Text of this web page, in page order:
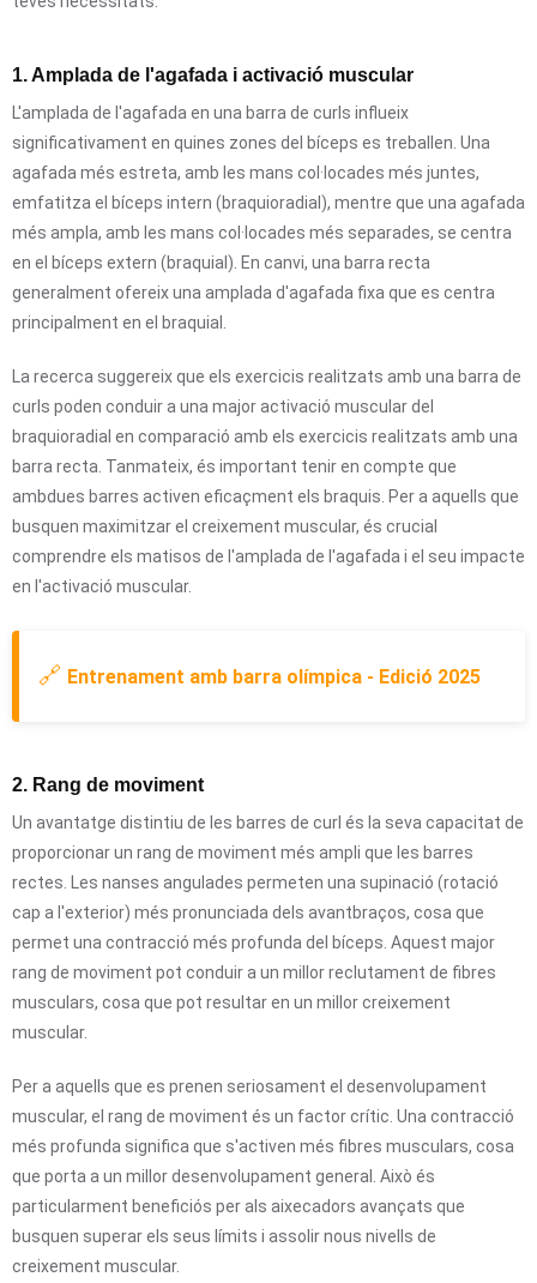
1. Amplada de l'agafada i activació muscular
L'amplada de l'agafada en una barra de curls influeix
significativament en quines zones del bíceps es treballen. Una
agafada més estreta, amb les mans col·locades més juntes,
emfatitza el bíceps intern (braquioradial), mentre que una agafada
més ampla, amb les mans col·locades més separades, se centra
en el bíceps extern (braquial). En canvi, una barra recta
generalment ofereix una amplada d'agafada fixa que es centra
principalment en el braquial.
La recerca suggereix que els exercicis realitzats amb una barra de
curls poden conduir a una major activació muscular del
braquioradial en comparació amb els exercicis realitzats amb una
barra recta. Tanmateix, és important tenir en compte que
ambdues barres activen eficaçment els braquis. Per a aquells que
busquen maximitzar el creixement muscular, és crucial
comprendre els matisos de l'amplada de l'agafada i el seu impacte
en l'activació muscular.
🔗 Entrenament amb barra olímpica - Edició 2025
2. Rang de moviment
Un avantatge distintiu de les barres de curl és la seva capacitat de
proporcionar un rang de moviment més ampli que les barres
rectes. Les nanses angulades permeten una supinació (rotació
cap a l'exterior) més pronunciada dels avantbraços, cosa que
permet una contracció més profunda del bíceps. Aquest major
rang de moviment pot conduir a un millor reclutament de fibres
musculars, cosa que pot resultar en un millor creixement
muscular.
Per a aquells que es prenen seriosament el desenvolupament
muscular, el rang de moviment és un factor crític. Una contracció
més profunda significa que s'activen més fibres musculars, cosa
que porta a un millor desenvolupament general. Això és
particularment beneficiós per als aixecadors avançats que
busquen superar els seus límits i assolir nous nivells de
creixement muscular.